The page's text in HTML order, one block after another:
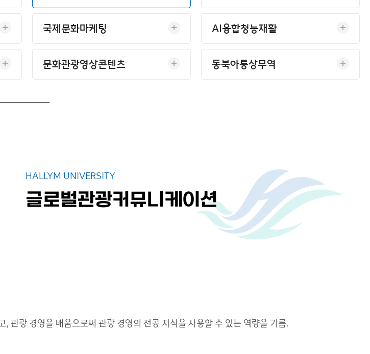
국제문화마케팅 AI융합청능재활
문화관광영상콘텐츠 동북아통상무역
HALLYM UNIVERSITY
글로벌관광커뮤니케이션
관광 경영을 배움으로써 관광 경영의 전공 지식을 사용할 수 있는 역량을 기름.